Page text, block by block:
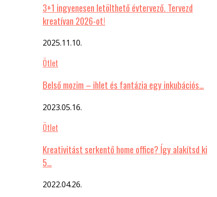
3+1 ingyenesen letölthető évtervező. Tervezd
kreatívan 2026-ot!
2025.11.10.
Ötlet
Belső mozim – ihlet és fantázia egy inkubációs…
2023.05.16.
Ötlet
Kreativitást serkentő home office? Így alakítsd ki
5…
2022.04.26.